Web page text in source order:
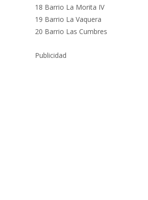
18 Barrio La Morita IV
19 Barrio La Vaquera
20 Barrio Las Cumbres
Publicidad